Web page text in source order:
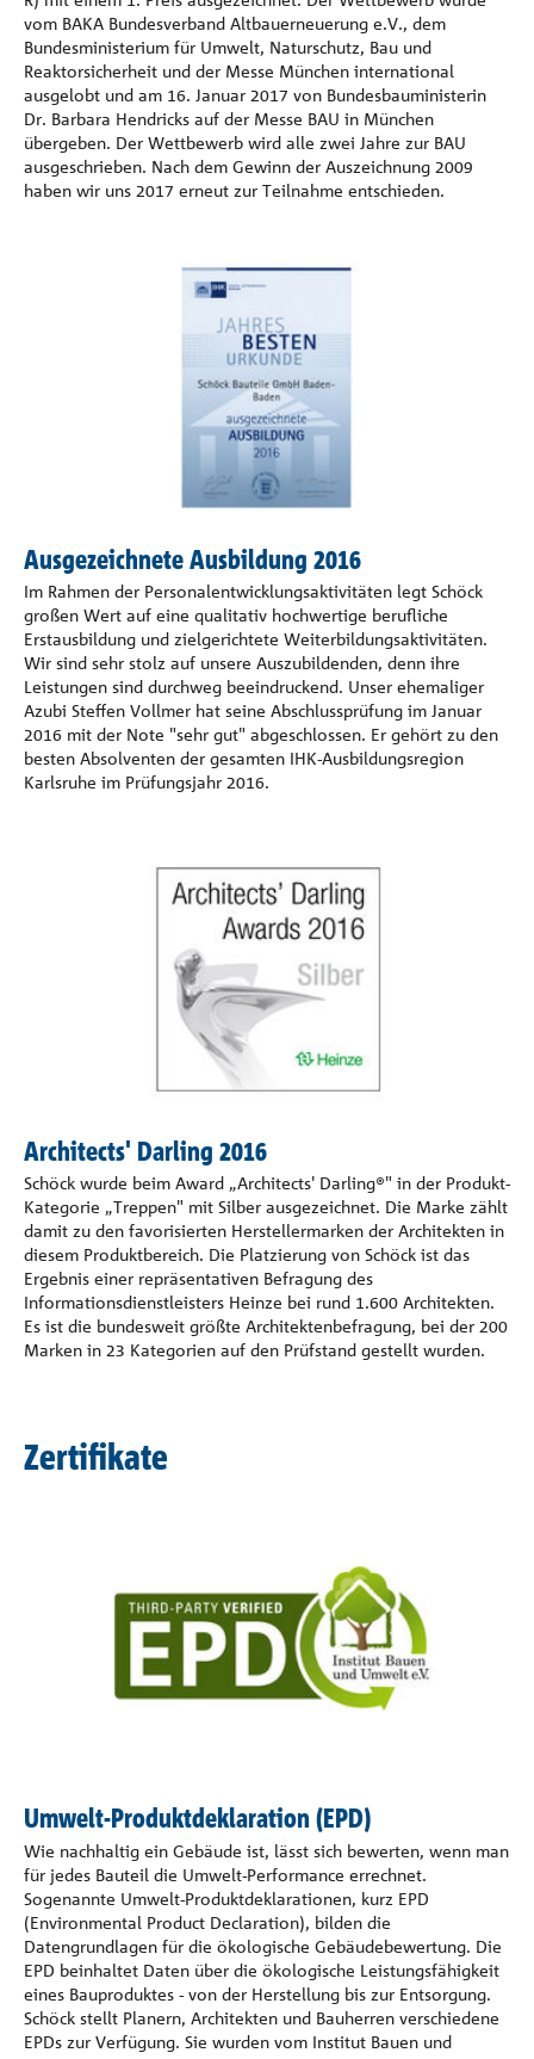
vom BAKA Bundesverband Altbauerneuerung e.V., dem
Bundesministerium für Umwelt, Naturschutz, Bau und
Reaktorsicherheit und der Messe München international
ausgelobt und am 16. Januar 2017 von Bundesbauministerin
Dr. Barbara Hendricks auf der Messe BAU in München
übergeben. Der Wettbewerb wird alle zwei Jahre zur BAU
ausgeschrieben. Nach dem Gewinn der Auszeichnung 2009
haben wir uns 2017 erneut zur Teilnahme entschieden.
Ausgezeichnete Ausbildung 2016
Im Rahmen der Personalentwicklungsaktivitäten legt Schöck
großen Wert auf eine qualitativ hochwertige berufliche
Erstausbildung und zielgerichtete Weiterbildungsaktivitäten.
Wir sind sehr stolz auf unsere Auszubildenden, denn ihre
Leistungen sind durchweg beeindruckend. Unser ehemaliger
Azubi Steffen Vollmer hat seine Abschlussprüfung im Januar
2016 mit der Note "sehr gut" abgeschlossen. Er gehört zu den
besten Absolventen der gesamten IHK-Ausbildungsregion
Karlsruhe im Prüfungsjahr 2016.
Architects' Darling 2016
Schöck wurde beim Award „Architects' Darling®" in der Produkt-
Kategorie „Treppen" mit Silber ausgezeichnet. Die Marke zählt
damit zu den favorisierten Herstellermarken der Architekten in
diesem Produktbereich. Die Platzierung von Schöck ist das
Ergebnis einer repräsentativen Befragung des
Informationsdienstleisters Heinze bei rund 1.600 Architekten.
Es ist die bundesweit größte Architektenbefragung, bei der 200
Marken in 23 Kategorien auf den Prüfstand gestellt wurden.
Zertifikate
Umwelt-Produktdeklaration (EPD)
Wie nachhaltig ein Gebäude ist, lässt sich bewerten, wenn man
für jedes Bauteil die Umwelt-Performance errechnet.
Sogenannte Umwelt-Produktdeklarationen, kurz EPD
(Environmental Product Declaration), bilden die
Datengrundlagen für die ökologische Gebäudebewertung. Die
EPD beinhaltet Daten über die ökologische Leistungsfähigkeit
eines Bauproduktes - von der Herstellung bis zur Entsorgung.
Schöck stellt Planern, Architekten und Bauherren verschiedene
EPDs zur Verfügung. Sie wurden vom Institut Bauen und